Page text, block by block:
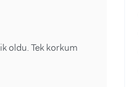
oldu. Tek korkum